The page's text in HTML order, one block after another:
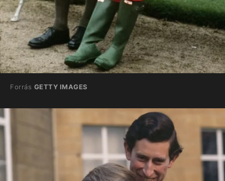
Forrás GETTY IMAGES